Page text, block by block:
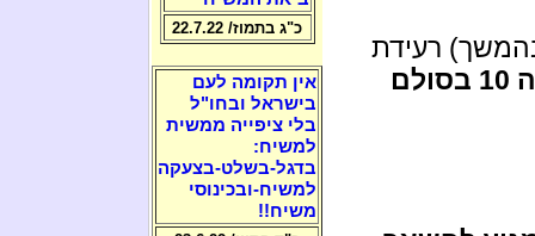
רעידת
דרגה 10 בסולם
כ"ג בתמוז/ 22.7.22
אין תקומה לעם
בישראל ובחו"ל
בלי ציפייה ממשית
למשיח:
בדגל-בשלט-בצעקה
למשיח-ובכינוסי
משיח!!